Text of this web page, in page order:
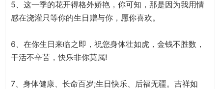
5、这一季的花开得格外娇艳，你可知，那是因为我用情
感在浇灌只等你的生日赠与你，愿你喜欢。
6、在你生日来临之即，祝您身体壮如虎，金钱不胜数，
干活不辛苦，快乐非你莫属!
7、身体健康、长命百岁;生日快乐、后福无疆。吉祥如